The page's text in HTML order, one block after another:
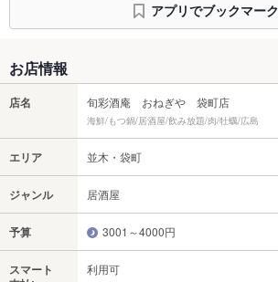
アプリでブックマーク
お店情報
店名 旬彩酒庵 おねぎや 袋町店
海鮮/もつ鍋/居酒屋/飲み放題/肉/牡蠣/広島
エリア 並木・袋町
ジャンル 居酒屋
予算 3001～4000円
スマート
利用可